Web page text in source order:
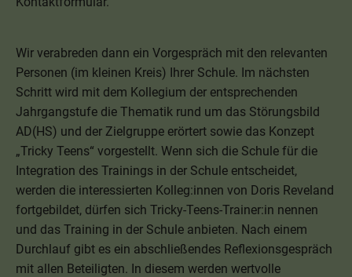
Wir verabreden dann ein Vorgespräch mit den relevanten
Personen (im kleinen Kreis) Ihrer Schule. Im nächsten
Schritt wird mit dem Kollegium der entsprechenden
Jahrgangstufe die Thematik rund um das Störungsbild
AD(HS) und der Zielgruppe erörtert sowie das Konzept
„Tricky Teens“ vorgestellt. Wenn sich die Schule für die
Integration des Trainings in der Schule entscheidet,
werden die interessierten Kolleg:innen von Doris Reveland
fortgebildet, dürfen sich Tricky-Teens-Trainer:in nennen
und das Training in der Schule anbieten. Nach einem
Durchlauf gibt es ein abschließendes Reflexionsgespräch
mit allen Beteiligten. In diesem werden wertvolle